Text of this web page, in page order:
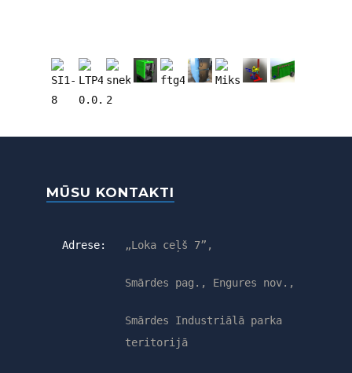
MŪSU KONTAKTI
Adrese: „Loka ceļš 7”,
Smārdes pag., Engures nov.,
Smārdes Industriālā parka
teritorijā